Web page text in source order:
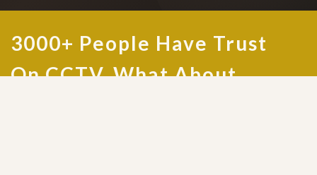
3000+ People Have Trust
On CCTV, What About